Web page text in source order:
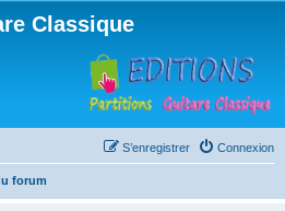
Classique
Connexion
S’enregistrer
forum